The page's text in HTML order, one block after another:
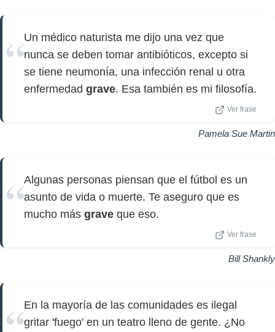
Un médico naturista me dijo una vez que
nunca se deben tomar antibióticos, excepto si
se tiene neumonía, una infección renal u otra
enfermedad grave. Esa también es mi filosofía.
Ver frase
Pamela Sue Martin
Algunas personas piensan que el fútbol es un
asunto de vida o muerte. Te aseguro que es
mucho más grave que eso.
Ver frase
Bill Shankly
En la mayoría de las comunidades es ilegal
gritar 'fuego' en un teatro lleno de gente. ¿No